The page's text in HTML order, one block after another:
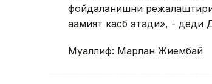
фойдаланишни
аҳамият касб этади», - деди
Муаллиф: Марлан Жиембай